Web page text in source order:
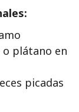
plátano en
picadas